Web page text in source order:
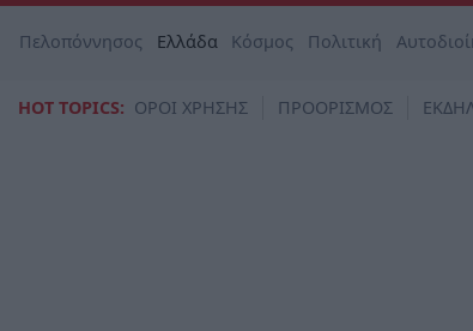
Πελοπόννησος Ελλάδα Κόσμος Πολιτική
HOT TOPICS: ΟΡΟΙ ΧΡΗΣΗΣ ΠΡΟΟΡΙΣΜΟΣ